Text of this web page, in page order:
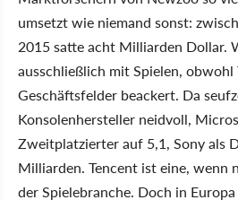
umsetzt wie niemand sonst:
2015 satte acht Milliarden Dollar.
ausschließlich mit Spielen, obwohl
Geschäftsfelder beackert. Da
Konsolenhersteller neidvoll,
Zweitplatzierter auf 5,1, Sony als
Milliarden. Tencent ist eine, wenn
der Spielebranche. Doch in